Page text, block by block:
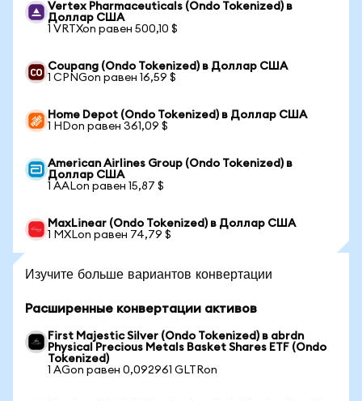
Vertex Pharmaceuticals (Ondo Tokenized) в
Доллар США
1 VRTXon равен 500,10 $
Coupang (Ondo Tokenized) в Доллар США
1 CPNGon равен 16,59 $
Home Depot (Ondo Tokenized) в Доллар США
1 HDon равен 361,09 $
American Airlines Group (Ondo Tokenized) в
Доллар США
1 AALon равен 15,87 $
MaxLinear (Ondo Tokenized) в Доллар США
1 MXLon равен 74,79 $
Изучите больше вариантов конвертации
Расширенные конвертации активов
First Majestic Silver (Ondo Tokenized) в abrdn
Physical Precious Metals Basket Shares ETF (Ondo
Tokenized)
1 AGon равен 0,092961 GLTRon